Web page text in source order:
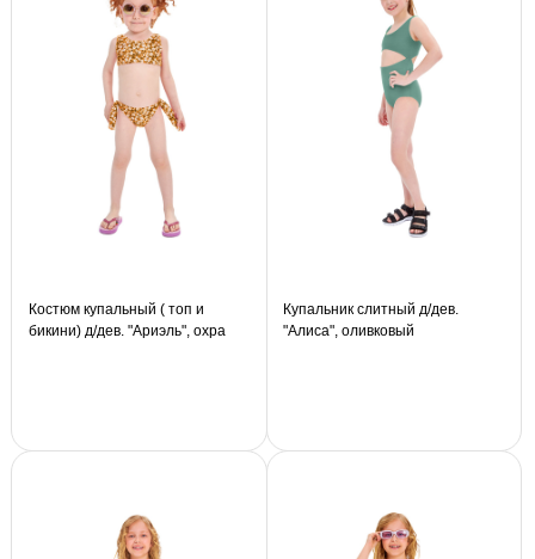
Костюм купальный ( топ и
бикини) д/дев. "Ариэль", охра
Купальник слитный д/дев.
"Алиса", оливковый